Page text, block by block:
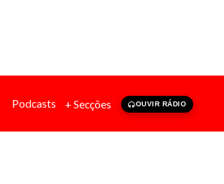
Podcasts + Secções OUVIR RÁDIO